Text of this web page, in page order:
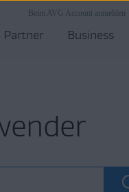
Beim AVG Account anmelden
Partner Business